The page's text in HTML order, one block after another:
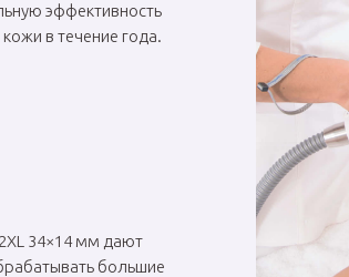
эффективность
в течение года.
34×14 мм дают
большие